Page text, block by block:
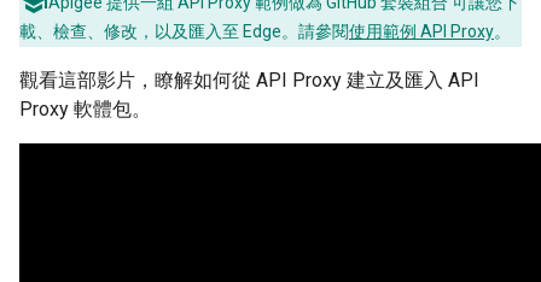
載、檢查、修改，以及匯入至 Edge。請參閱使用範例 API Proxy。
觀看這部影片，瞭解如何從 API Proxy 建立及匯入 API
Proxy 軟體包。